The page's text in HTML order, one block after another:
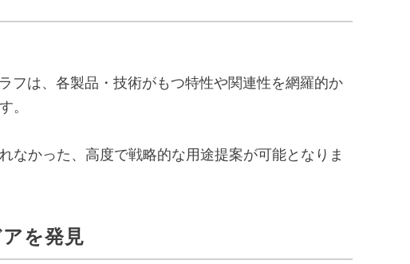
は、各製品・技術がもつ特性や関連性を網羅的か
。
かった、高度で戦略的な用途提案が可能となりま
を発見